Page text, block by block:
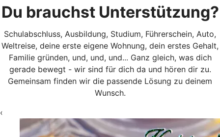
Du brauchst Unterstützung?
Schulabschluss, Ausbildung, Studium, Führerschein, Auto,
Weltreise, deine erste eigene Wohnung, dein erstes Gehalt,
Familie gründen, und, und, und... Ganz gleich, was dich
gerade bewegt - wir sind für dich da und hören dir zu.
Gemeinsam finden wir die passende Lösung zu deinem
Wunsch.
‹